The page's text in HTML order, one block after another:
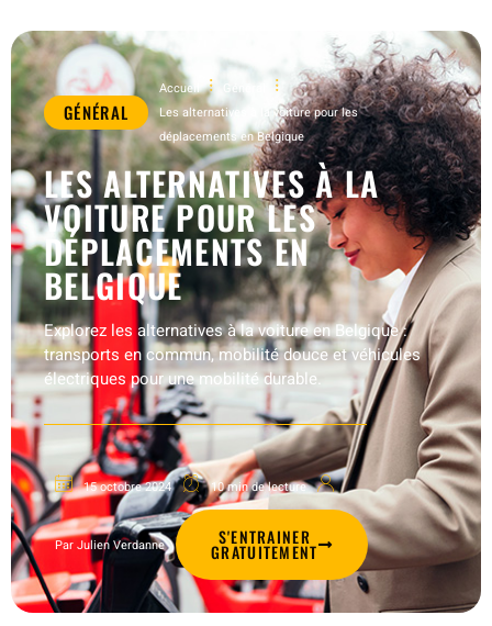
GÉNÉRAL
Accueil
Général
Les alternatives à la voiture pour les
déplacements en Belgique
LES ALTERNATIVES À LA
VOITURE POUR LES
DÉPLACEMENTS EN
BELGIQUE
Explorez les alternatives à la voiture en Belgique :
transports en commun, mobilité douce et véhicules
électriques pour une mobilité durable.
15 octobre 2024 10 min de lecture
Par Julien Verdanne S'ENTRAINER
GRATUITEMENT